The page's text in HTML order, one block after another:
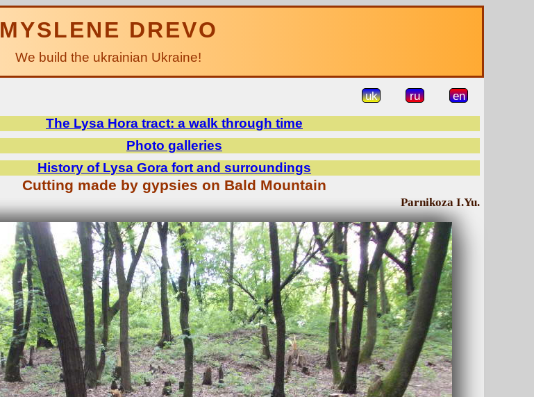
MYSLENE DREVO
We build the ukrainian Ukraine!
uk ru en
The Lysa Hora tract: a walk through time
Photo galleries
History of Lysa Gora fort and surroundings
Cutting made by gypsies on Bald Mountain
Parnikoza I.Yu.